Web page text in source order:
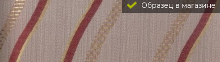
Образец в магазине